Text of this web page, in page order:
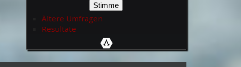
Ältere Umfragen
Resultate